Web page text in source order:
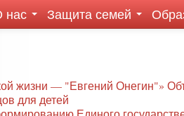
нас Защита семей
жизни — "Евгений Онегин"»
для детей